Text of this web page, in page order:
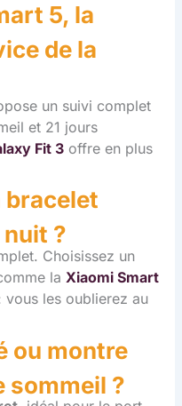
5, la
de la
un suivi complet
et 21 jours
Fit 3 offre en plus
?
Choisissez un
la Xiaomi Smart
vous les oublierez au
ou montre
sommeil ?